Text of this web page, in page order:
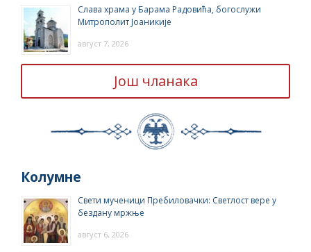
Слава храма у Барама Радовића, богослужи
Митрополит Јоаникије
август 7, 2026
Још чланака
Колумне
Свети мученици Пребиловачки: Светлост вере у
бездану мржње
август 6, 2026